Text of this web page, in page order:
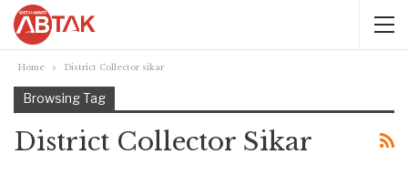
Home District Collector sikar
Browsing Tag
District Collector Sikar